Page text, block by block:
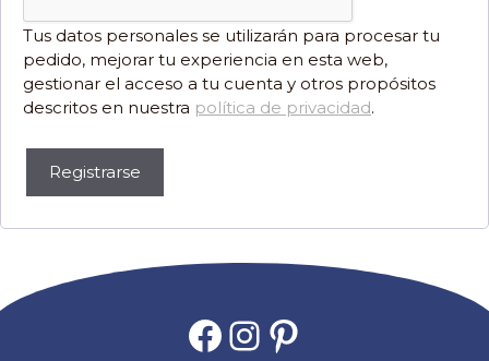
Tus datos personales se utilizarán para procesar tu
pedido, mejorar tu experiencia en esta web,
gestionar el acceso a tu cuenta y otros propósitos
descritos en nuestra política de privacidad.
Registrarse
Facebook
Instagram
Pinterest